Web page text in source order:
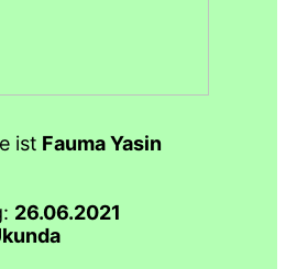
ist Fauma Yasin
26.06.2021